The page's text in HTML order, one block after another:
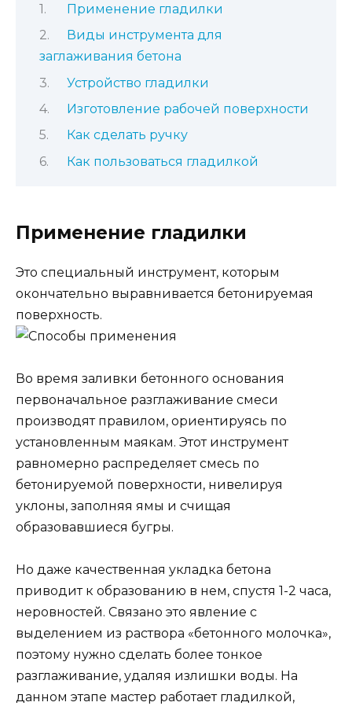
Применение гладилки
Виды инструмента для
заглаживания бетона
Устройство гладилки
Изготовление рабочей поверхности
Как сделать ручку
Как пользоваться гладилкой
Применение гладилки
Это специальный инструмент, которым
окончательно выравнивается бетонируемая
поверхность.
Во время заливки бетонного основания
первоначальное разглаживание смеси
производят правилом, ориентируясь по
установленным маякам. Этот инструмент
равномерно распределяет смесь по
бетонируемой поверхности, нивелируя
уклоны, заполняя ямы и счищая
образовавшиеся бугры.
Но даже качественная укладка бетона
приводит к образованию в нем, спустя 1-2 часа,
неровностей. Связано это явление с
выделением из раствора «бетонного молочка»,
поэтому нужно сделать более тонкое
разглаживание, удаляя излишки воды. На
данном этапе мастер работает гладилкой,